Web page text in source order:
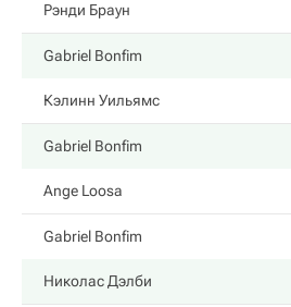
Рэнди Браун
Gabriel Bonfim
Кэлинн Уильямс
Gabriel Bonfim
Ange Loosa
Gabriel Bonfim
Николас Дэлби